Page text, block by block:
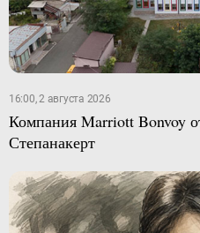
16:00, 2 августа 2026
Компания Marriott Bonvoy
Степанакерт